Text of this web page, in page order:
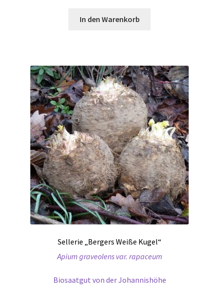
In den Warenkorb
Sellerie „Bergers Weiße Kugel“
Apium graveolens var. rapaceum
Biosaatgut von der Johannishöhe